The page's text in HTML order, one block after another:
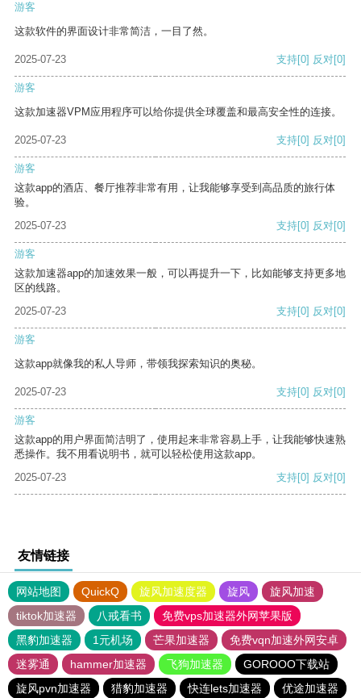
游客
这款软件的界面设计非常简洁，一目了然。
2025-07-23 支持[0] 反对[0]
游客
这款加速器VPM应用程序可以给你提供全球覆盖和最高安全性的连接。
2025-07-23 支持[0] 反对[0]
游客
这款app的酒店、餐厅推荐非常有用，让我能够享受到高品质的旅行体
验。
2025-07-23
支持[0] 反对[0]
游客
这款加速器app的加速效果一般，可以再提升一下，比如能够支持更多地
区的线路。
2025-07-23
支持[0] 反对[0]
游客
这款app就像我的私人导师，带领我探索知识的奥秘。
2025-07-23 支持[0] 反对[0]
游客
这款app的用户界面简洁明了，使用起来非常容易上手，让我能够快速熟
悉操作。我不用看说明书，就可以轻松使用这款app。
2025-07-23
支持[0] 反对[0]
友情链接
网站地图 QuickQ 旋风加速度器 旋风
旋风加速
tiktok加速器
八戒看书
免费vps加速器外网苹果版
黑豹加速器
1元机场 芒果加速器
免费vqn加速外网安卓
迷雾通
hammer加速器 飞狗加速器
GOROOO下载站
旋风pvn加速器
猎豹加速器 快连lets加速器 优途加速器